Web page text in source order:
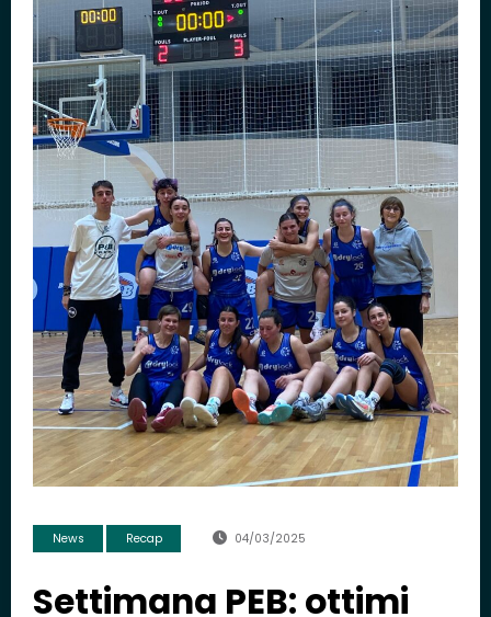
News Recap 04/03/2025
Settimana PEB: ottimi